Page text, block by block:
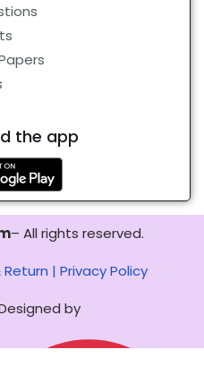
the app
– All rights reserved.
Return | Privacy Policy
by